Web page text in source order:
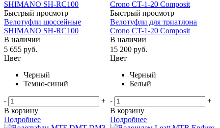
Быстрый просмотр
Велотуфли шоссейные
SHIMANO SH-RC100
В наличии
5 655 руб.
Цвет
Черный
Темно-синий
-
+
В корзину
Подробнее
Быстрый просмотр
Велотуфли для триатлона
Crono CT-1-20 Composit
В наличии
15 200 руб.
Цвет
Черный
Белый
-
+
В корзину
Подробнее